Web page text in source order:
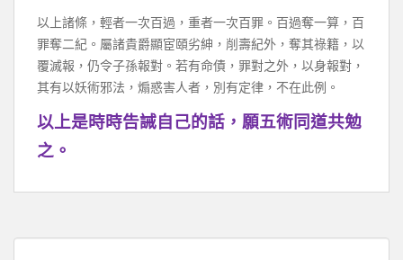
以上諸條，輕者一次百過，重者一次百罪。百過奪一算，百
罪奪二紀。屬諸貴爵顯宦頤劣紳，削壽紀外，奪其祿籍，以
覆滅報，仍令子孫報對。若有命債，罪對之外，以身報對，
其有以妖術邪法，煽惑害人者，別有定律，不在此例。
以上是時時告誡自己的話，願五術同道共勉
之。